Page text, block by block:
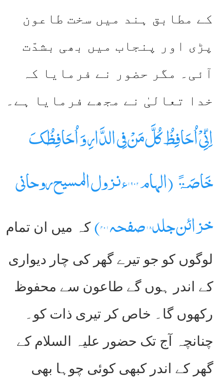
کے مطابق ہند میں سخت طاعون
پڑی اور پنجاب میں بھی بشدّت
آئی۔ مگر حضور نے فرمایا کہ
خدا تعالیٰ نے مجھے فرمایا ہے۔
اِنِّیْ اُحَافِظُ کُلَّ مَنْ فِی الدَّارِ وَ اُحَافِظُکَ
خَاصَۃً (الہام ۱۹۰۲ء نزول المسیح روحانی
خزائن جلد۱۸ صفحہ ۴۰۱)
کہ میں ان تمام
لوگوں کو جو تیرے گھر کی چار دیواری
کے اندر ہوں گے طاعون سے محفوظ
رکھوں گا۔ خاص کر تیری ذات کو۔
چنانچہ آج تک حضور علیہ السلام کے
گھر کے اندر کبھی کوئی چوہا بھی